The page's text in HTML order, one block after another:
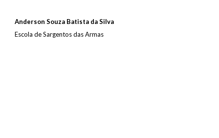
Anderson Souza Batista da Silva
Escola de Sargentos das Armas